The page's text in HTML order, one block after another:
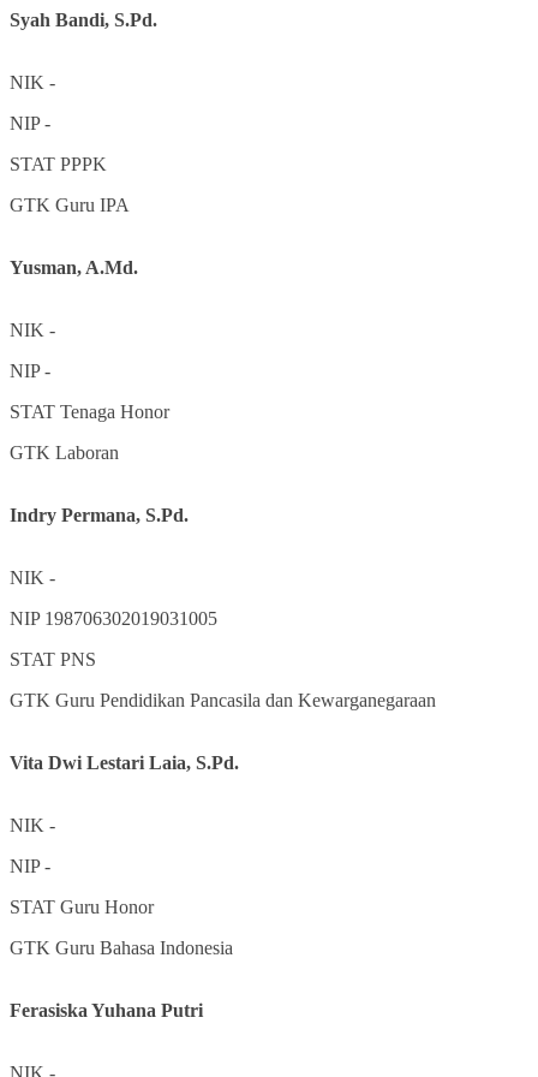
Syah Bandi, S.Pd.
NIK -
NIP-
STAT PPPK
GTK Guru IPA
Yusman, A.Md.
NIK -
NIP-
STAT Tenaga Honor
GTK Laboran
Indry Permana, S.Pd.
NIK -
NIP 198706302019031005
STAT PNS
GTK Guru Pendidikan Pancasila dan Kewarganegaraan
Vita Dwi Lestari Laia, S.Pd.
NIK -
NIP-
STAT Guru Honor
GTK Guru Bahasa Indonesia
Ferasiska Yuhana Putri
NIK -